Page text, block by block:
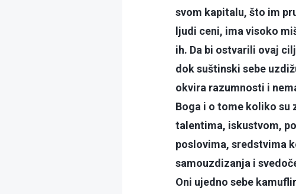
svom kapitalu, što im
ljudi ceni, ima visoko
ih. Da bi ostvarili ovaj
dok suštinski sebe
okvira razumnosti i
Boga i o tome koliko su
talentima, iskustvom,
poslovima, sredstvima
samouzdizanja i
Oni ujedno sebe